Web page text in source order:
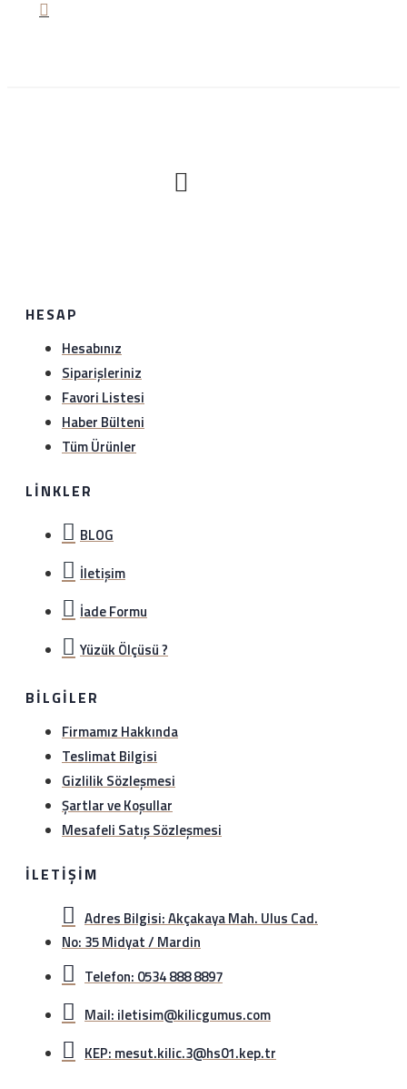
ile anlaşma numaramız üzerinden (1349297978)
gönderebilirsiniz.iade etmeden önce hattımıza (0534
HESAP
Hesabınız
Siparişleriniz
Favori Listesi
Haber Bülteni
Tüm Ürünler
LINKLER
BLOG
İletişim
İade Formu
Yüzük Ölçüsü ?
BILGILER
Firmamız Hakkında
Teslimat Bilgisi
Gizlilik Sözleşmesi
Şartlar ve Koşullar
Mesafeli Satış Sözleşmesi
İLETIŞIM
Adres Bilgisi: Akçakaya Mah. Ulus Cad.
No: 35 Midyat / Mardin
Telefon: 0534 888 8897
Mail: iletisim@kilicgumus.com
KEP: mesut.kilic.3@hs01.kep.tr